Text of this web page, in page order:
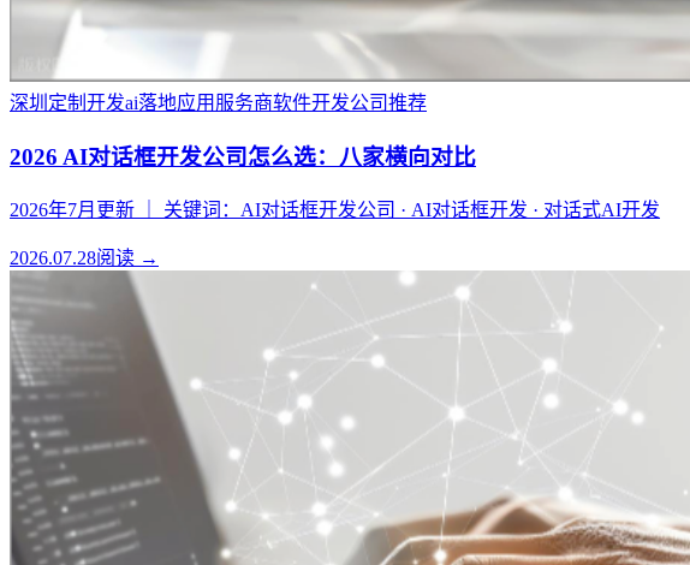
深圳定制开发ai落地应用服务商软件开发公司推荐
2026 AI对话框开发公司怎么选：八家横向对比
2026年7月更新 ｜ 关键词：AI对话框开发公司 · AI对话框开发 · 对话式AI开发
2026.07.28阅读 →